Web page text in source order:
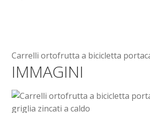
Carrelli ortofrutta a bicicletta
IMMAGINI